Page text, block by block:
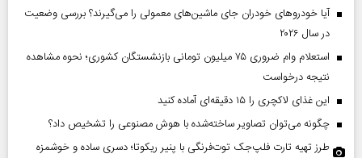
آیا خودروهای خودران جای ماشین‌های معمولی را می‌گیرند؟ بررسی وضعیت
در سال ۲۰۲۶
استعلام وام ضروری ۷۵ میلیون تومانی بازنشستگان کشوری؛ نحوه مشاهده
نتیجه درخواست
این غذای لاکچری را ۱۵ دقیقه‌ای آماده کنید
چگونه می‌توان تصاویر ساخته‌شده با هوش مصنوعی را تشخیص داد؟
طرز تهیه تارت فلپ‌جک توت‌فرنگی با پنیر ریکوتا؛ دسری ساده و خوشمزه